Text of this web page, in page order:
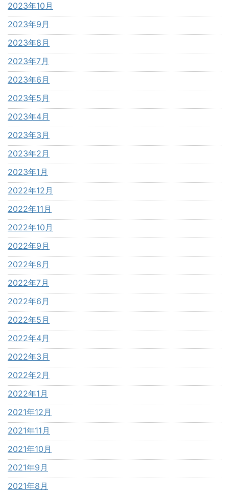
2023年10月
2023年9月
2023年8月
2023年7月
2023年6月
2023年5月
2023年4月
2023年3月
2023年2月
2023年1月
2022年12月
2022年11月
2022年10月
2022年9月
2022年8月
2022年7月
2022年6月
2022年5月
2022年4月
2022年3月
2022年2月
2022年1月
2021年12月
2021年11月
2021年10月
2021年9月
2021年8月